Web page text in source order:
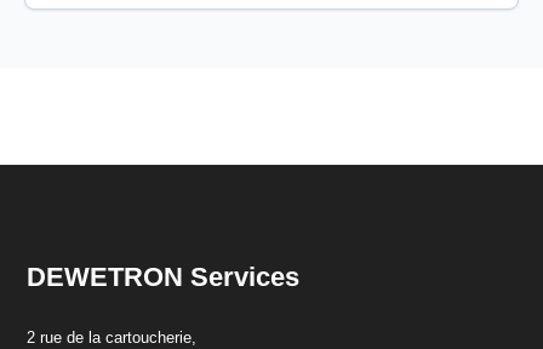
DEWETRON Services
2 rue de la cartoucherie,